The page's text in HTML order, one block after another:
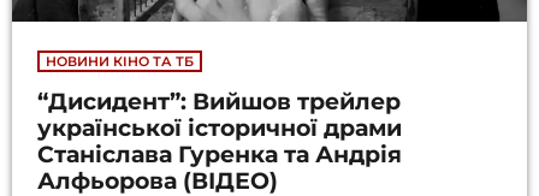
НОВИНИ КІНО ТА ТБ
“Дисидент”: Вийшов трейлер
української історичної драми
Станіслава Гуренка та Андрія
Алфьорова (ВІДЕО)